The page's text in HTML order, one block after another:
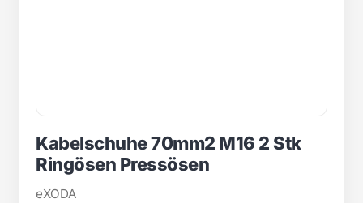
Kabelschuhe 70mm2 M16 2 Stk
Ringösen Pressösen
eXODA